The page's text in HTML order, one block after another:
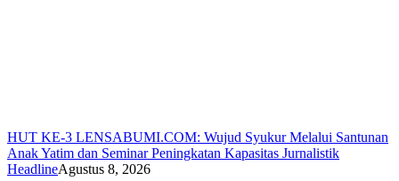
HUT KE-3 LENSABUMI.COM: Wujud Syukur Melalui Santunan
Anak Yatim dan Seminar Peningkatan Kapasitas Jurnalistik
HeadlineAgustus 8, 2026